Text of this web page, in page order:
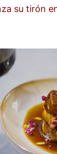
su tirón